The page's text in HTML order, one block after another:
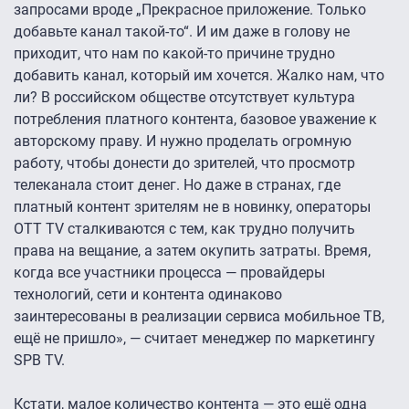
запросами вроде „Прекрасное приложение. Только
добавьте канал такой-то“. И им даже в голову не
приходит, что нам по какой-то причине трудно
добавить канал, который им хочется. Жалко нам, что
ли? В российском обществе отсутствует культура
потребления платного контента, базовое уважение к
авторскому праву. И нужно проделать огромную
работу, чтобы донести до зрителей, что просмотр
телеканала стоит денег. Но даже в странах, где
платный контент зрителям не в новинку, операторы
OTT TV сталкиваются с тем, как трудно получить
права на вещание, а затем окупить затраты. Время,
когда все участники процесса — провайдеры
технологий, сети и контента одинаково
заинтересованы в реализации сервиса мобильное ТВ,
ещё не пришло», — считает менеджер по маркетингу
SPB TV.
Кстати, малое количество контента — это ещё одна